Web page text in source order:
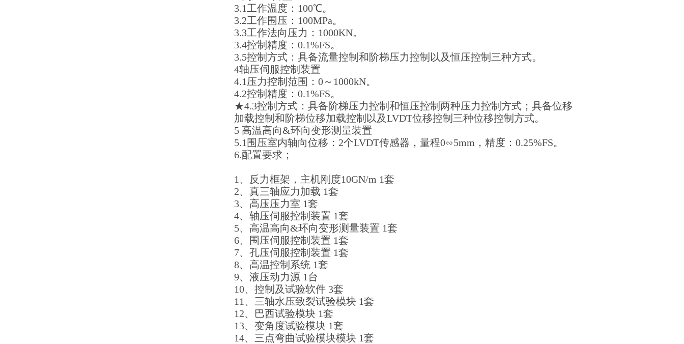
3.1工作温度：100℃。
3.2工作围压：100MPa。
3.3工作法向压力：1000KN。
3.4控制精度：0.1%FS。
3.5控制方式：具备流量控制和阶梯压力控制以及恒压控制三种方式。
4轴压伺服控制装置
4.1压力控制范围：0～1000kN。
4.2控制精度：0.1%FS。
★4.3控制方式：具备阶梯压力控制和恒压控制两种压力控制方式；具备位移
加载控制和阶梯位移加载控制以及LVDT位移控制三种位移控制方式。
5 高温高向&环向变形测量装置
5.1围压室内轴向位移：2个LVDT传感器，量程0∽5mm，精度：0.25%FS。
6.配置要求；
1、反力框架，主机刚度10GN/m 1套
2、真三轴应力加载 1套
3、高压压力室 1套
4、轴压伺服控制装置 1套
5、高温高向&环向变形测量装置 1套
6、围压伺服控制装置 1套
7、孔压伺服控制装置 1套
8、高温控制系统 1套
9、液压动力源 1台
10、控制及试验软件 3套
11、三轴水压致裂试验模块 1套
12、巴西试验模块 1套
13、变角度试验模块 1套
14、三点弯曲试验模块模块 1套